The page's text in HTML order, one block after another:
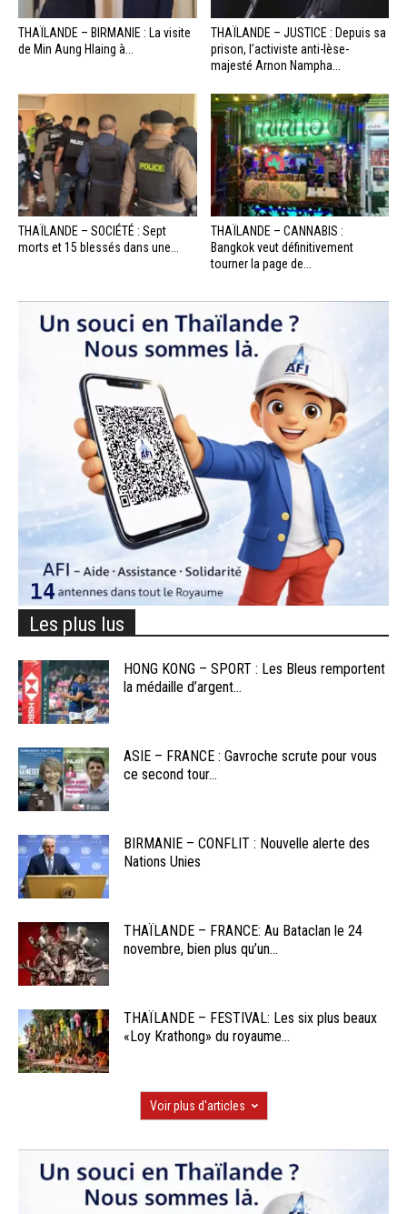
THAÏLANDE – BIRMANIE : La visite
de Min Aung Hlaing à...
THAÏLANDE – JUSTICE : Depuis sa
prison, l’activiste anti-lèse-
majesté Arnon Nampha...
THAÏLANDE – SOCIÉTÉ : Sept
morts et 15 blessés dans une...
THAÏLANDE – CANNABIS :
Bangkok veut définitivement
tourner la page de...
Les plus lus
HONG KONG – SPORT : Les Bleus remportent
la médaille d’argent...
ASIE – FRANCE : Gavroche scrute pour vous
ce second tour...
BIRMANIE – CONFLIT : Nouvelle alerte des
Nations Unies
THAÏLANDE – FRANCE: Au Bataclan le 24
novembre, bien plus qu’un...
THAÏLANDE – FESTIVAL: Les six plus beaux
«Loy Krathong» du royaume...
Voir plus d'articles